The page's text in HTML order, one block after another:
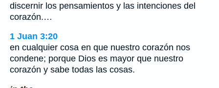
discernir los pensamientos y las intenciones del
corazón.…
1 Juan 3:20
en cualquier cosa en que nuestro corazón nos
condene; porque Dios es mayor que nuestro
corazón y sabe todas las cosas.